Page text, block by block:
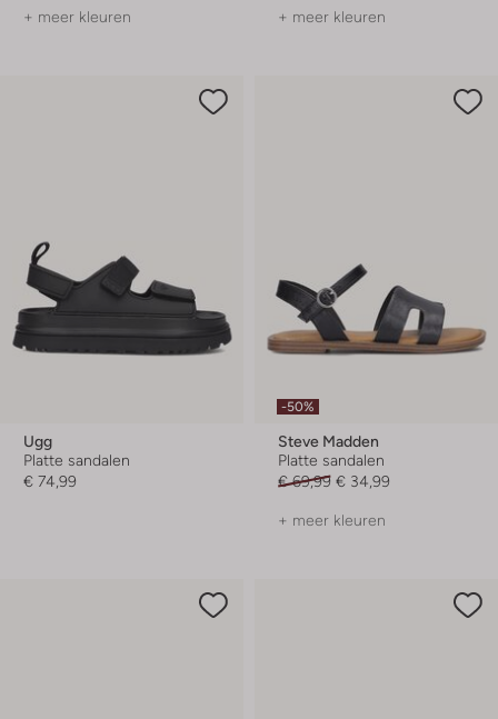
+ meer kleuren + meer kleuren
Ugg
Platte sandalen
€ 74,99
-50%
Steve Madden
Platte sandalen
€ 69,99 € 34,99
+ meer kleuren